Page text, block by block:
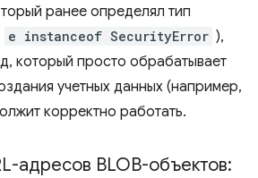
ранее определял тип
e instanceof SecurityError ),
который просто обрабатывает
учетных данных (например,
корректно работать.
адресов BLOB-объектов: